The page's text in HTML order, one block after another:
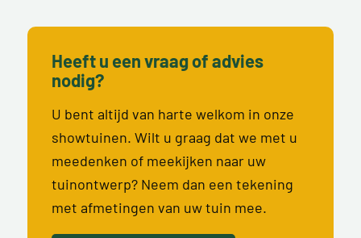
Heeft u een vraag of advies
nodig?
U bent altijd van harte welkom in onze
showtuinen. Wilt u graag dat we met u
meedenken of meekijken naar uw
tuinontwerp? Neem dan een tekening
met afmetingen van uw tuin mee.